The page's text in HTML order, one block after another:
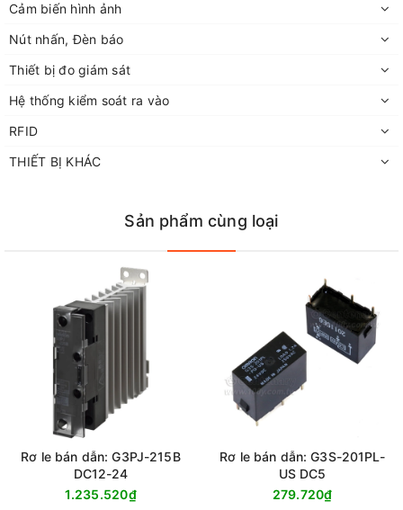
Cảm biến hình ảnh
Nút nhấn, Đèn báo
Thiết bị đo giám sát
Hệ thống kiểm soát ra vào
RFID
THIẾT BỊ KHÁC
Sản phẩm cùng loại
Rơ le bán dẫn: G3PJ-215B
DC12-24
1.235.520₫
Rơ le bán dẫn: G3S-201PL-
US DC5
279.720₫